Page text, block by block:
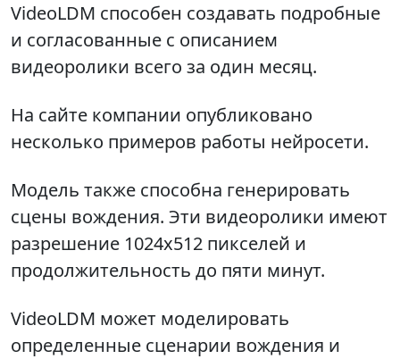
VideoLDM способен создавать подробные
и согласованные с описанием
видеоролики всего за один месяц.
На сайте компании опубликовано
несколько примеров работы нейросети.
Модель также способна генерировать
сцены вождения. Эти видеоролики имеют
разрешение 1024x512 пикселей и
продолжительность до пяти минут.
VideoLDM может моделировать
определенные сценарии вождения и